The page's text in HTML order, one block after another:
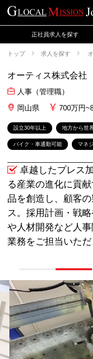
正社員求人を探す
トップ 求人を探す
オーティス株式会社
人事（管理職）
岡山県
700万円
設立30年以上 地方から世
バイク・車通勤可能 マネ
卓越したプレス
る産業の進化に貢
品を創造し、顧客
ス。採用計画・戦
や人材開発など人
業務をご担当いただ